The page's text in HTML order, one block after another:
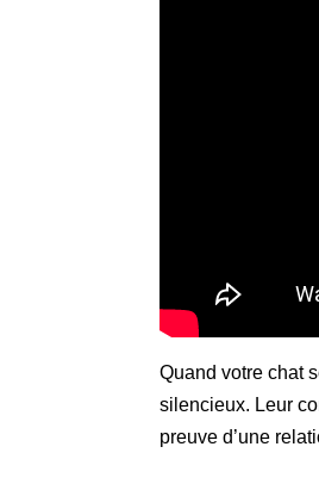
Quand votre chat
silencieux. Leur
preuve d’une